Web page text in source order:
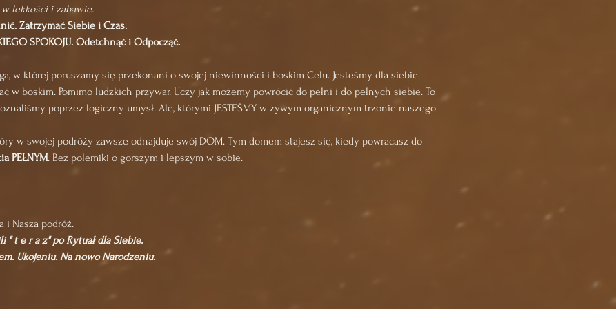
lekkości i zabawie.
Zatrzymać Siebie i Czas.
SPOKOJU. Odetchnąć i Odpocząć.
w której poruszamy się przekonani o swojej niewinności i boskim Celu. Jesteśmy dla siebie
w boskim. Pomimo ludzkich przywar. Uczy jak możemy powrócić do pełni i do pełnych siebie. To
poprzez logiczny umysł. Ale, którymi JESTEŚMY w żywym organicznym trzonie naszego
w swojej podróży zawsze odnajduje swój DOM. Tym domem stajesz się, kiedy powracasz do
PEŁNYM. Bez polemiki o gorszym i lepszym w sobie.
i Nasza podróż.
t e r a z" po Rytuał dla Siebie.
Ukojeniu. Na nowo Narodzeniu.